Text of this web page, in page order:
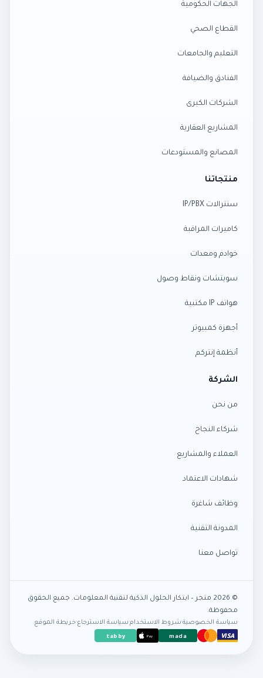
الجهات الحكومية
القطاع الصحي
التعليم والجامعات
الفنادق والضيافة
الشركات الكبرى
المشاريع العقارية
المصانع والمستودعات
منتجاتنا
سنترالات IP/PBX
كاميرات المراقبة
خوادم ومعدات
سويتشات ونقاط وصول
هواتف IP مكتبية
أجهزة كمبيوتر
أنظمة إنتركم
الشركة
من نحن
شركاء النجاح
العملاء والمشاريع
شهادات الاعتماد
وظائف شاغرة
المدونة التقنية
تواصل معنا
© 2026 متجر – ابتكار الحلول الذكية لتقنية المعلومات. جميع الحقوق
محفوظة.
سياسة الخصوصية·شروط الاستخدام·سياسة الاسترجاع·خريطة الموقع
VISA
mada
tabby